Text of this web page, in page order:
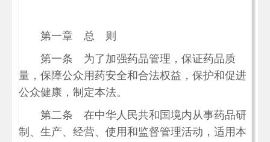
第一章 总 则
第一条 为了加强药品管理，保证药品质
量，保障公众用药安全和合法权益，保护和促进
公众健康，制定本法。
第二条 在中华人民共和国境内从事药品研
制、生产、经营、使用和监督管理活动，适用本